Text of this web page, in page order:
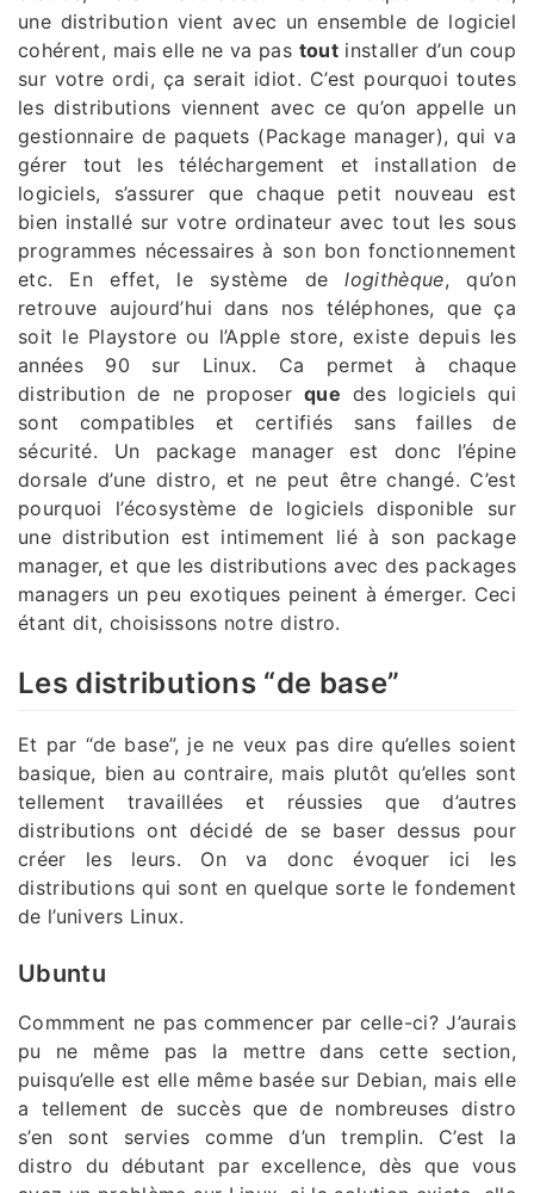
une distribution vient avec un ensemble de logiciel
cohérent, mais elle ne va pas toutinstaller d’un coup
sur votre ordi, ça serait idiot. C’est pourquoi toutes
les distributions viennent avec ce qu’on appelle un
gestionnaire de paquets (Package manager), qui va
gérer tout les téléchargement et installation de
logiciels, s’assurer que chaque petit nouveau est
bien installé sur votre ordinateur avec tout les sous
programmes nécessaires à son bon fonctionnement
etc. En effet, le système delogithèque, qu’on
retrouve aujourd’hui dans nos téléphones, que ça
soit le Playstore ou l’Apple store, existe depuis les
années 90 sur Linux. Ca permet à chaque
distribution de ne proposer que des logiciels qui
sont compatibles et certifiés sans failles de
sécurité. Un package manager est donc l’épine
dorsale d’une distro, et ne peut être changé. C’est
pourquoi l’écosystème de logiciels disponible sur
une distribution est intimement lié à son package
manager, et que les distributions avec des packages
managers un peu exotiques peinent à émerger. Ceci
étant dit, choisissons notre distro.
Les distributions “de base”
Et par “de base”, je ne veux pas dire qu’elles soient
basique, bien au contraire, mais plutôt qu’elles sont
tellement travaillées et réussies que d’autres
distributions ont décidé de se baser dessus pour
créer les leurs. On va donc évoquer ici les
distributions qui sont en quelque sorte le fondement
de l’univers Linux.
Ubuntu
Commment ne pas commencer par celle-ci? J’aurais
pu ne même pas la mettre dans cette section,
puisqu’elle est elle même basée sur Debian, mais elle
a tellement de succès que de nombreuses distro
s’en sont servies comme d’un tremplin. C’est la
distro du débutant par excellence, dès que vous